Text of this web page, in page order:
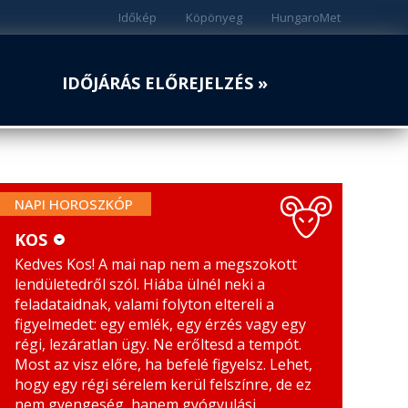
HungaroMet
Köpönyeg
Időkép
IDŐJÁRÁS ELŐREJELZÉS »
NAPI HOROSZKÓP
KOS
BIKA
IKREK
RÁK
MÉRLEG
SKORPIÓ
NYILAS
BAK
KOS
Kedves Kos! A mai nap nem a megszokott
lendületedről szól. Hiába ülnél neki a
feladataidnak, valami folyton eltereli a
figyelmedet: egy emlék, egy érzés vagy egy
régi, lezáratlan ügy. Ne erőltesd a tempót.
Most az visz előre, ha befelé figyelsz. Lehet,
hogy egy régi sérelem kerül felszínre, de ez